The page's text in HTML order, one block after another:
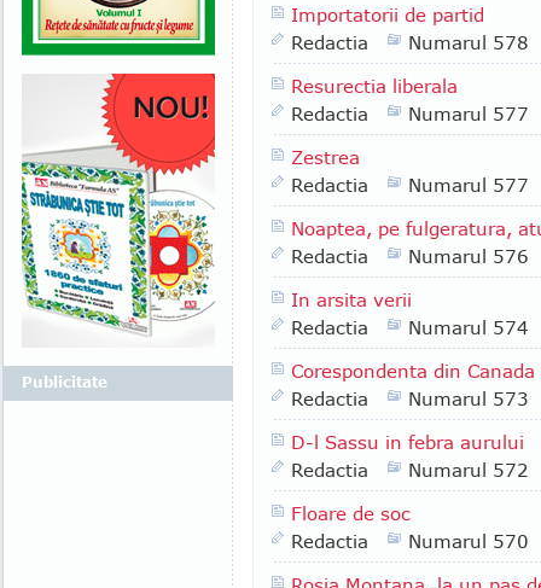
Importatorii de partid
Redactia
Numarul 578
Resurectia liberala
Redactia
Numarul 577
Zestrea
Redactia
Numarul 577
Noaptea, pe fulgeratura,
Redactia
Numarul 576
In arsita verii
Redactia
Numarul 574
Corespondenta din Canada
Redactia
Numarul 573
D-l Sassu in febra aurului
Redactia
Numarul 572
Floare de soc
Redactia
Numarul 570
Publicitate